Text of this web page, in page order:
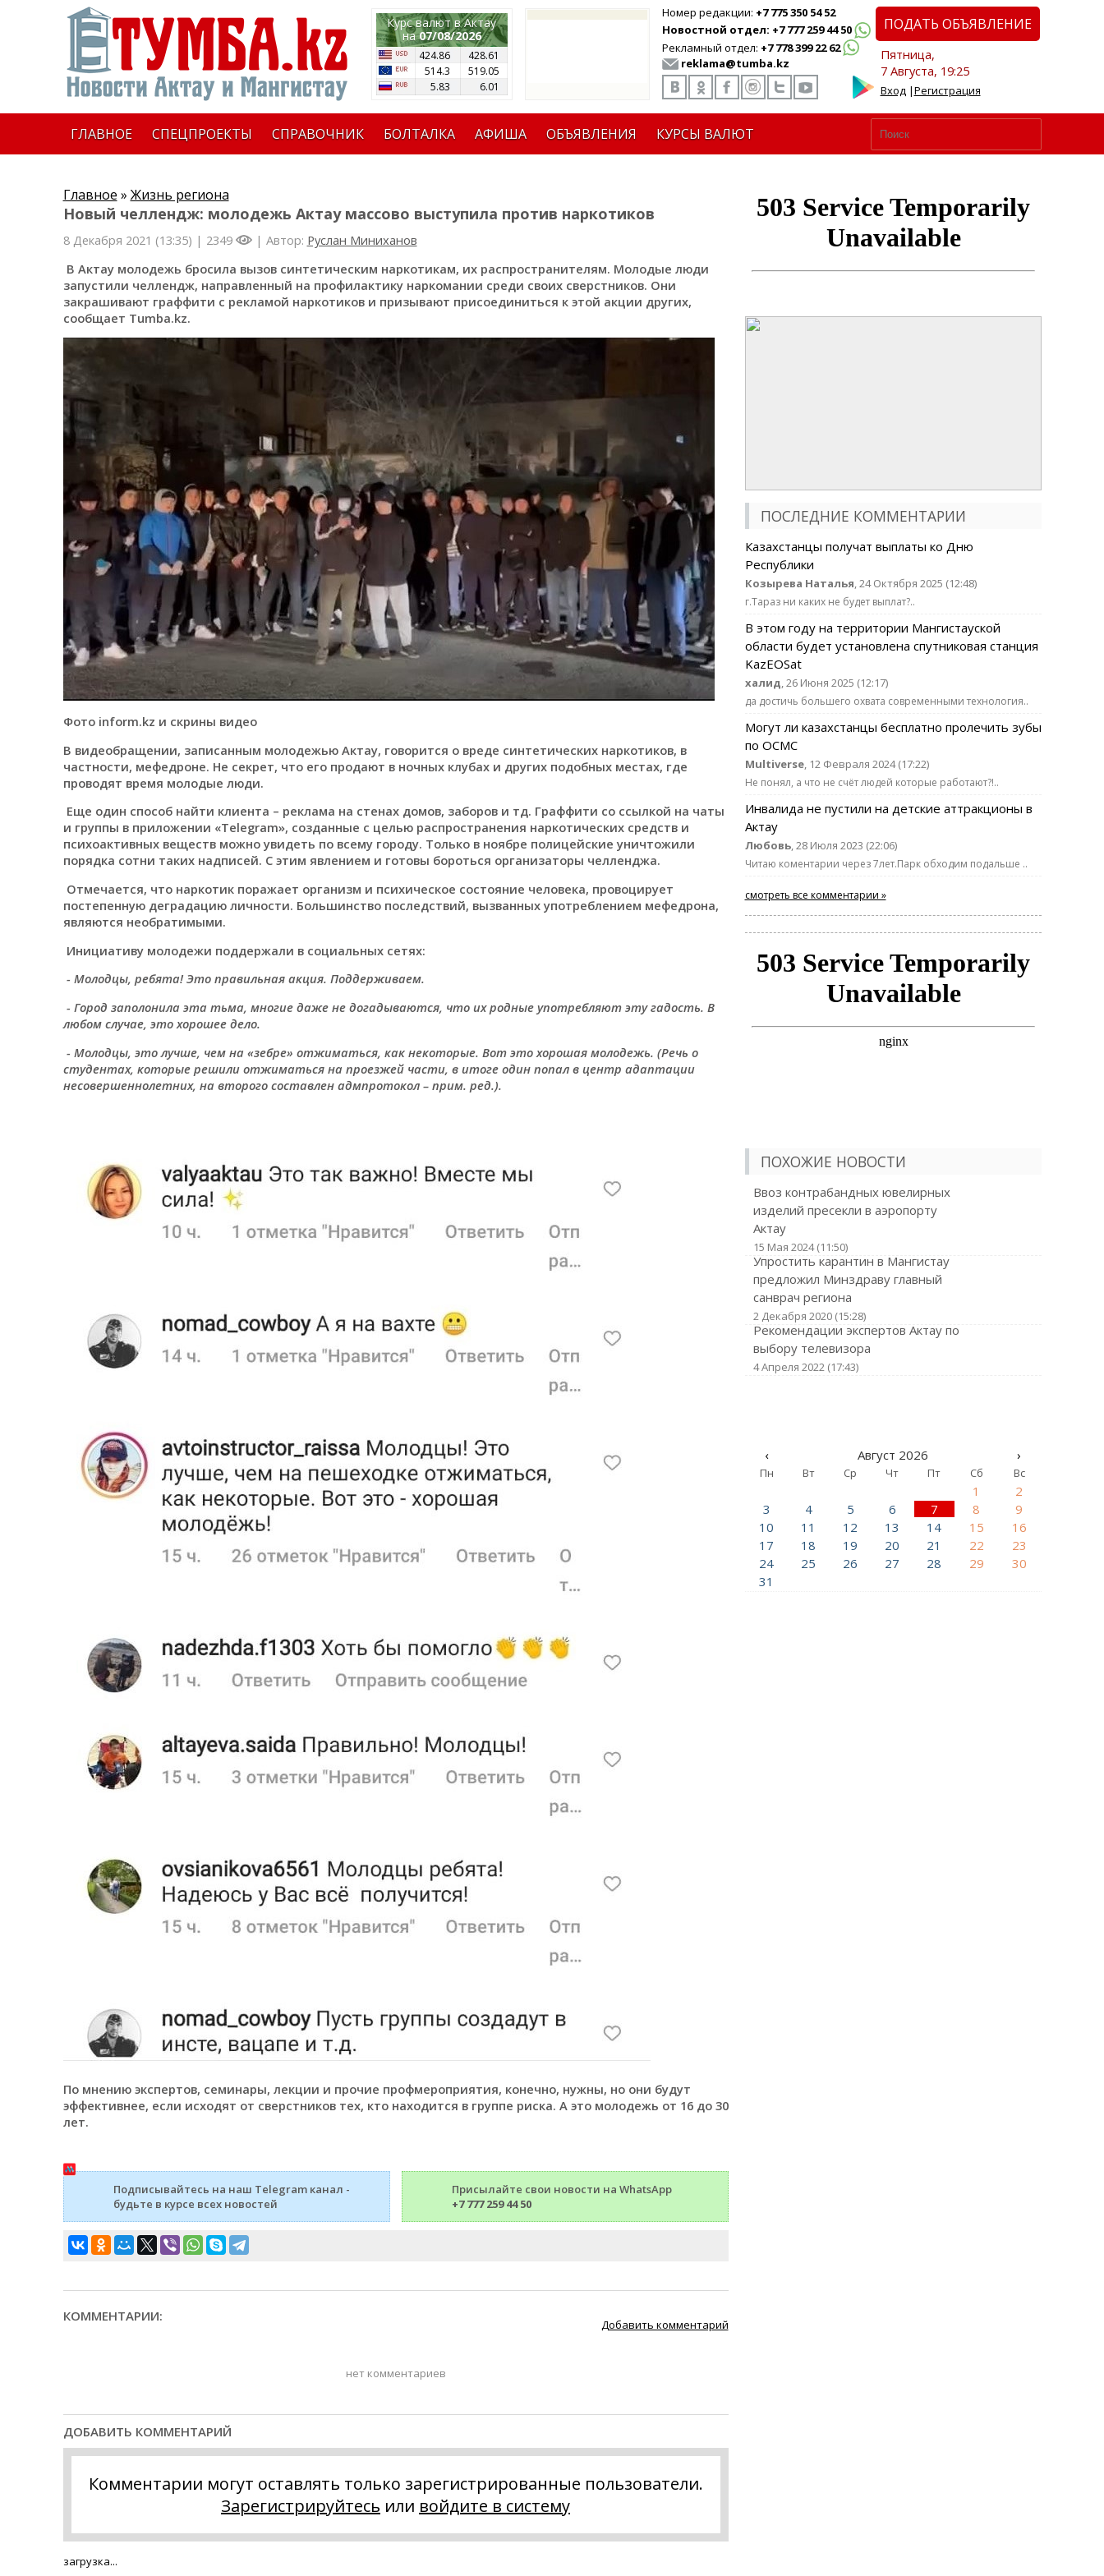
Курс валют в Актау
на07/08/2026
424.86
428.61
514.3
519.05
5.83
6.01
Номер редакции: +7 775 350 54 52
Новостной отдел: +7 777 259 44 50
Рекламный отдел: +7 778 399 22 62
reklama@tumba.kz
ПОДАТЬ ОБЪЯВЛЕНИЕ
Пятница,
7 Августа, 19:25
Вход|Регистрация
ГЛАВНОЕ СПЕЦПРОЕКТЫ СПРАВОЧНИК БОЛТАЛКА АФИША ОБЪЯВЛЕНИЯ КУРСЫ ВАЛЮТ
Главное » Жизнь региона
Новый челлендж: молодежь Актау массово выступила против наркотиков
8 Декабря 2021 (13:35) | 2349 | Автор: Руслан Миниханов
В Актау молодежь бросила вызов синтетическим наркотикам, их распространителям. Молодые люди
запустили челлендж, направленный на профилактику наркомании среди своих сверстников. Они
закрашивают граффити с рекламой наркотиков и призывают присоединиться к этой акции других,
сообщает Tumba.kz.
Фото inform.kz и скрины видео
В видеобращении, записанным молодежью Актау, говорится о вреде синтетических наркотиков, в
частности, мефедроне. Не секрет, что его продают в ночных клубах и других подобных местах, где
проводят время молодые люди.
Еще один способ найти клиента – реклама на стенах домов, заборов и тд. Граффити со ссылкой на чаты
и группы в приложении «Telegram», созданные с целью распространения наркотических средств и
психоактивных веществ можно увидеть по всему городу. Только в ноябре полицейские уничтожили
порядка сотни таких надписей. С этим явлением и готовы бороться организаторы челленджа.
Отмечается, что наркотик поражает организм и психическое состояние человека, провоцирует
постепенную деградацию личности. Большинство последствий, вызванных употреблением мефедрона,
являются необратимыми.
Инициативу молодежи поддержали в социальных сетях:
- Молодцы, ребята! Это правильная акция. Поддерживаем.
- Город заполонила эта тьма, многие даже не догадываются, что их родные употребляют эту гадость. В
любом случае, это хорошее дело.
- Молодцы, это лучше, чем на «зебре» отжиматься, как некоторые. Вот это хорошая молодежь. (Речь о
студентах, которые решили отжиматься на проезжей части, в итоге один попал в центр адаптации
несовершеннолетних, на второго составлен адмпротокол – прим. ред.).
По мнению экспертов, семинары, лекции и прочие профмероприятия, конечно, нужны, но они будут
эффективнее, если исходят от сверстников тех, кто находится в группе риска. А это молодежь от 16 до 30
лет.
Подписывайтесь на наш Telegram канал -
будьте в курсе всех новостей
Присылайте свои новости на WhatsApp
+7 777 259 44 50
КОММЕНТАРИИ:
Добавить комментарий
нет комментариев
ДОБАВИТЬ КОММЕНТАРИЙ
Комментарии могут оставлять только зарегистрированные пользователи.
Зарегистрируйтесь или войдите в систему
загрузка...
ПОСЛЕДНИЕ КОММЕНТАРИИ
Казахстанцы получат выплаты ко Дню
Республики
Козырева Наталья, 24 Октября 2025 (12:48)
г.Тараз ни каких не будет выплат?..
В этом году на территории Мангистауской
области будет установлена спутниковая станция
KazEOSat
халид, 26 Июня 2025 (12:17)
да достичь большего охвата современными технология..
Могут ли казахстанцы бесплатно пролечить зубы
по ОСМС
Multiverse, 12 Февраля 2024 (17:22)
Не понял, а что не счёт людей которые работают?!..
Инвалида не пустили на детские аттракционы в
Актау
Любовь, 28 Июля 2023 (22:06)
Читаю коментарии через 7лет.Парк обходим подальше ..
смотреть все комментарии »
ПОХОЖИЕ НОВОСТИ
Ввоз контрабандных ювелирных
изделий пресекли в аэропорту
Актау
15 Мая 2024 (11:50)
Упростить карантин в Мангистау
предложил Минздраву главный
санврач региона
2 Декабря 2020 (15:28)
Рекомендации экспертов Актау по
выбору телевизора
4 Апреля 2022 (17:43)
‹ Август 2026 ›
Пн Вт Ср Чт Пт Сб Вс
1
2
3
4 5 6 7 8
9
10
11 12 13 14 15
16
17
18 19 20 21 22
23
24
25 26 27 28 29
30
31